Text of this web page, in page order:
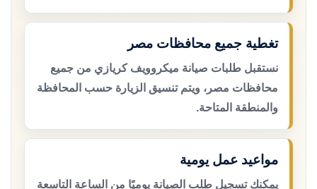
تغطية جميع محافظات مصر
نستقبل طلبات صيانة ميكروويف كريازي من جميع
محافظات مصر، ويتم تنسيق الزيارة حسب المحافظة
والمنطقة المتاحة.
مواعيد عمل يومية
يمكنك تسجيل طلب الصيانة يوميًا من الساعة التاسعة